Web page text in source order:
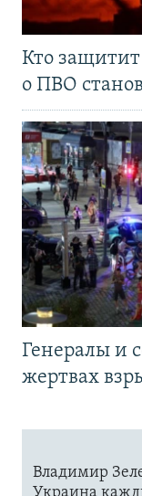
Кто защитит
о ПВО
Генералы и
жертвах